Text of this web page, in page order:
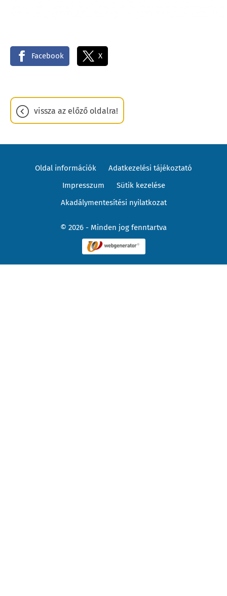
Facebook X
vissza az előző oldalra!
© 2026 - Minden jog fenntartva
Oldal információk
Adatkezelési tájékoztató
Impresszum
Sütik kezelése
Akadálymentesítési nyilatkozat